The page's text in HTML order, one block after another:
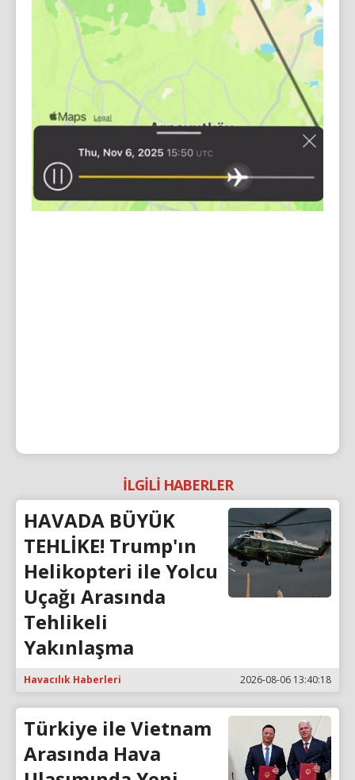
İLGİLİ HABERLER
HAVADA BÜYÜK
TEHLİKE! Trump'ın
Helikopteri ile Yolcu
Uçağı Arasında
Tehlikeli
Yakınlaşma
Havacılık Haberleri 2026-08-06 13:40:18
Türkiye ile Vietnam
Arasında Hava